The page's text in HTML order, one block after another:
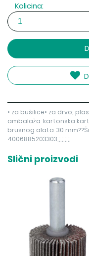
Kolicina:
• za bušilice• za drvo;
ambalaža: kartonska
brusnog alata: 30
4006885203303;;;;;;;;;
Slični proizvodi